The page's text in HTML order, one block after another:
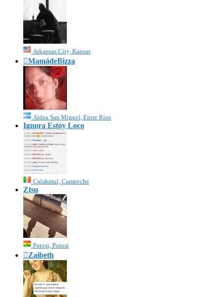
Arkansas City, Kansas
MamádeBizza
Aldea San Miguel, Entre Rios
Ignora Estoy Loco
Calakmul, Campeche
Ztsu
Potosi, Potosi
Zaibeth